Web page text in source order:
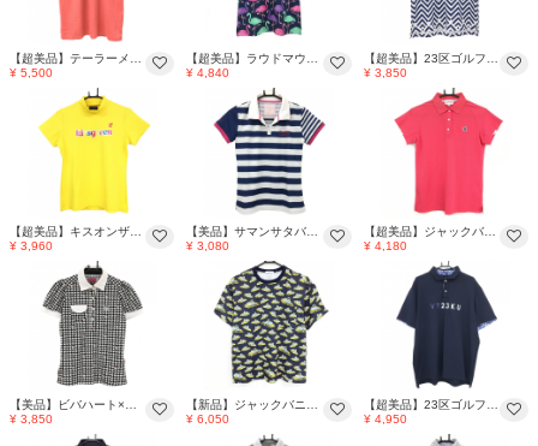
【超美品】テーラーメイド 半袖ポロシャツ オレンジ系 花総柄地模様 スタンドカラー メンズ 2XO ゴルフウェア 大きいサイズ TaylorMade
¥ 5,500
【超美品】ラウドマウス 半袖ポロシャツ ネイビー×マルチカラー ワイルドフラミンゴズ ロゴ刺しゅう レディース M ゴルフウェア LOUDMOUTH
¥ 4,840
【超美品】23区ゴルフ 半袖ポロシャツ 白×ネイビー ギザギザボーダー風 レディース III(XL) ゴルフウェア 23区
¥ 3,850
【超美品】キスオンザグリーン 半袖ハイネックシャツ イエロー×マルチカラー レディース 2(M) ゴルフウェア kiss on the green
¥ 3,960
【美品】サマンサタバサUNDER25 半袖スキッパーシャツ 白×ネイビー ボーダー ロゴ刺しゅう レディース S ゴルフウェア Samantha Thavasa
¥ 3,080
【超美品】ジャックバニー 半袖ポロシャツ ピンク 後ろビッグロゴ レディース 1(M) ゴルフウェア Jack Bunny
¥ 4,180
【美品】ビバハート×ハローキティ 半袖ポロシャツ 白×黒 ハート・キティちゃん総柄 レディース 40(M) ゴルフウェア VIVA HEART
¥ 3,850
【新品】ジャックバニー Tシャツ ネイビー×イエロー タクシー総柄 吸水速乾 PETER MARCO レディース 0(S) ゴルフウェア Jack Bunny
¥ 6,050
【超美品】23区ゴルフ 半袖ポロシャツ ネイビー 前立て・袖口花柄 フロントロゴ メンズ 5L ゴルフウェア 大きいサイズ 23区
¥ 4,950